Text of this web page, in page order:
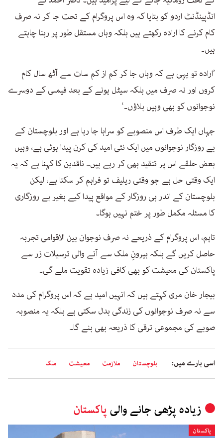
انڈپینڈنٹ اردو کو بتایا کہ وہ اس پروگرام کے تحت جا کر نہ صرف
کام کرنے کا ارادہ رکھتے ہیں بلکہ وہاں مستقل طور پر رہنا چاہتے
ہیں۔
’ارادہ تو یہی ہے کہ وہاں جا کر کم از کم سات سے آٹھ سال کام
کروں اور نہ صرف میں بلکہ سیٹل ہونے کے بعد فیملی کے دوسرے
نوجوانوں کو بھی وہیں بلاؤں۔‘
جہاں ایک طرف اس منصوبے کو سراہا جا رہا ہے اور بلوچستان کے
بے روزگار نوجوانوں میں ایک نئی امید کی کرن پیدا ہوئی ہے، وہیں
بعض حلقے اس پر تنقید بھی کر رہے ہیں۔ ناقدین کا کہنا ہے کہ یہ
ایک وقتی حل ہے جو وقتی ریلیف تو فراہم کر سکتا ہے، لیکن
بلوچستان کے اندر ہی روزگار کے مواقع پیدا کیے بغیر بے روزگاری
کا مسئلہ مکمل طور پر ختم نہیں ہوگا۔
تاہم، اس پروگرام کے ذریعے نہ صرف نوجوان بین الاقوامی تجربہ
حاصل کریں گے بلکہ بیرونِ ملک سے آنے والی ترسیلات زر سے
پاکستان کی معیشت کو بھی کافی زیادہ تقویت ملے گی۔
بیجار خان مری کہتے ہیں کہ انہیں امید ہے کہ اس پروگرام کی مدد
سے نہ صرف نوجوانوں کی زندگی بدل سکتی ہے بلکہ یہ منصوبہ
صوبے کی مجموعی ترقی کا ذریعہ بھی بنے گا۔
اسی بارے میں: بلوچستان ملازمت معیشت ملک
زیادہ پڑھی جانے والی پاکستان
پاکستان